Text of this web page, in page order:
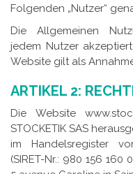
Folgenden „Nutzer“
Die Allgemeinen
jedem Nutzer
Website gilt als
ARTIKEL 2:
Die Website
STOCKETIK SAS
im Handelsregister
(SIRET-Nr.: 980 156